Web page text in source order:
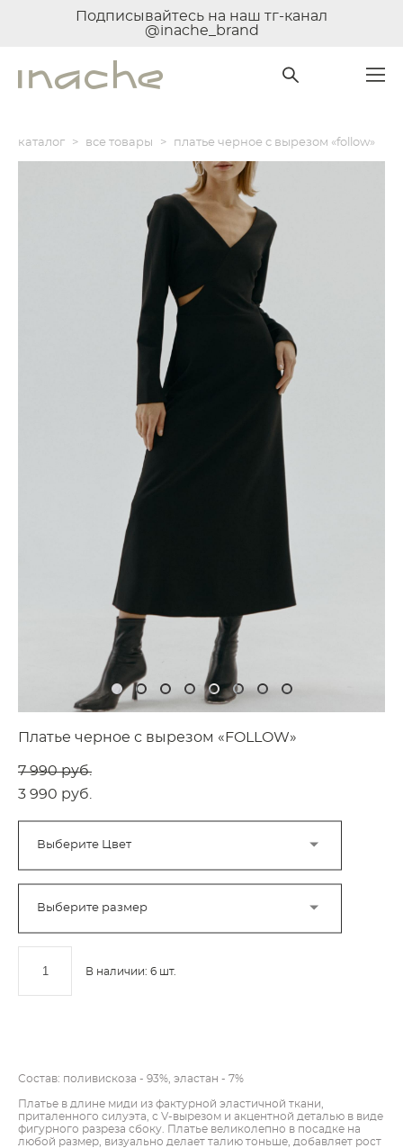
Подписывайтесь на наш тг-канал
@inache_brand
каталог > все товары > платье черное с вырезом «follow»
Платье черное с вырезом «FOLLOW»
7 990 pуб.
3 990 pуб.
Выберите Цвет
Выберите размер
В наличии: 6 шт.
Состав: поливискоза - 93%, эластан - 7%
Платье в длине миди из фактурной эластичной ткани,
приталенного силуэта, с V-вырезом и акцентной деталью в виде
фигурного разреза сбоку. Платье великолепно в посадке на
любой размер, визуально делает талию тоньше, добавляет рост